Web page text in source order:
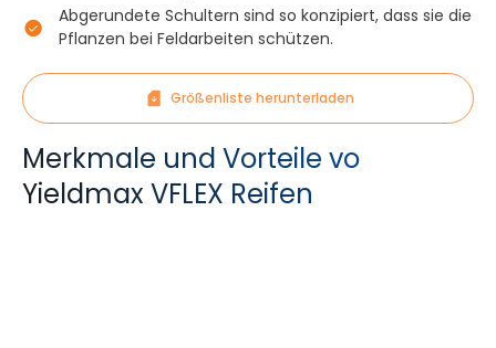
Abgerundete Schultern sind so konzipiert, dass sie die
Pflanzen bei Feldarbeiten schützen.
Größenliste herunterladen
Merkmale und Vorteile vo
Yieldmax VFLEX Reifen